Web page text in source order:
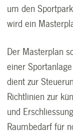
um den
wird ein
Der Masterplan
einer
dient zur
Richtlinien zur
und
Raumbedarf für